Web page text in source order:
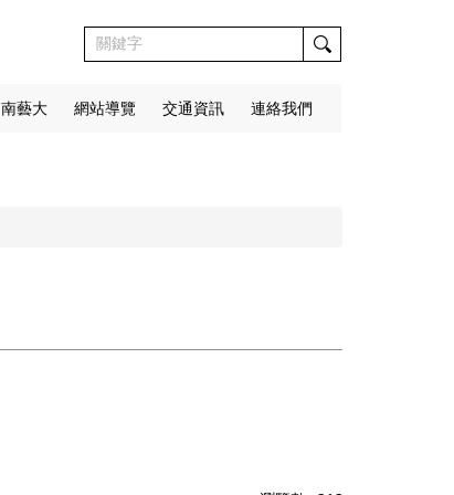
南藝大 網站導覽 交通資訊 連絡我們